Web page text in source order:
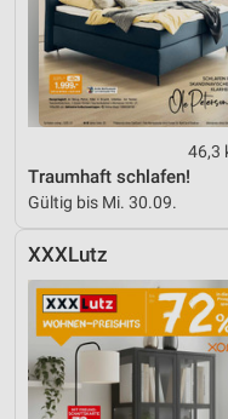
46,3
Traumhaft schlafen!
Gültig bis Mi. 30.09.
XXXLutz